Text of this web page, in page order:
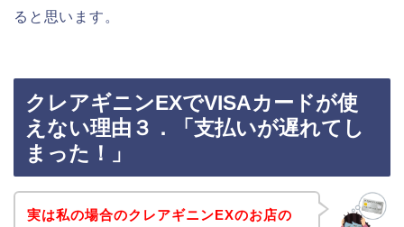
ると思います。
クレアギニンEXでVISAカードが使
えない理由３．「支払いが遅れてし
まった！」
実は私の場合のクレアギニンEXのお店の